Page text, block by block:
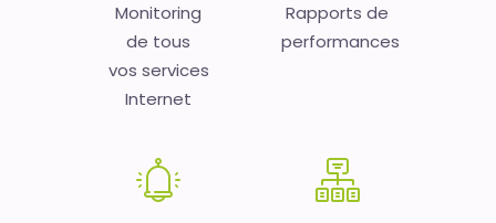
Monitoring
de tous
vos services
Internet
Rapports de
performances